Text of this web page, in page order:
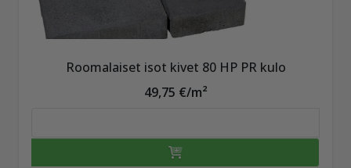
Roomalaiset isot kivet 80 HP PR kulo
49,75 €/m²